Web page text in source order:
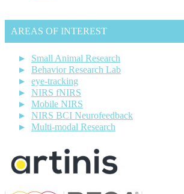
AREAS OF INTEREST
Small Animal Research
Behavior Research Lab
eye-tracking
NIRS fNIRS
Mobile NIRS
NIRS BCI Neurofeedback
Multi-modal Research